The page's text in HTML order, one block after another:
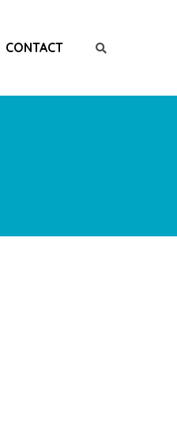
CONTACT